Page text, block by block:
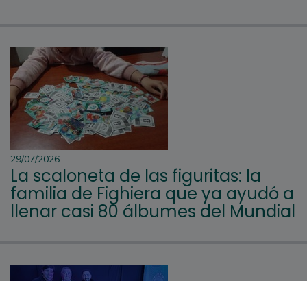
29/07/2026
La scaloneta de las figuritas: la
familia de Fighiera que ya ayudó a
llenar casi 80 álbumes del Mundial